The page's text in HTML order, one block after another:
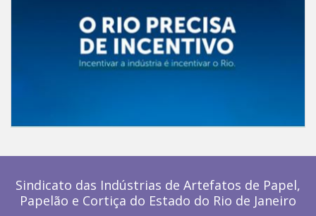
Sindicato das Indústrias de Artefatos de Papel,
Papelão e Cortiça do Estado do Rio de Janeiro